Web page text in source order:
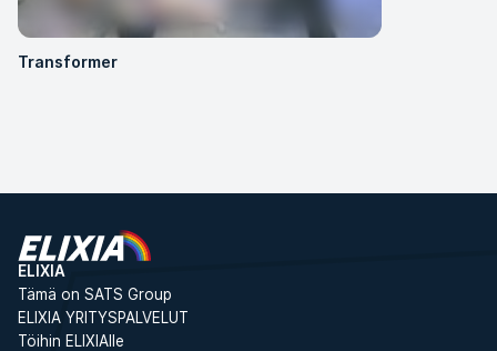
Transformer
ELIXIA
Tämä on SATS Group
ELIXIA YRITYSPALVELUT
Töihin ELIXIAlle